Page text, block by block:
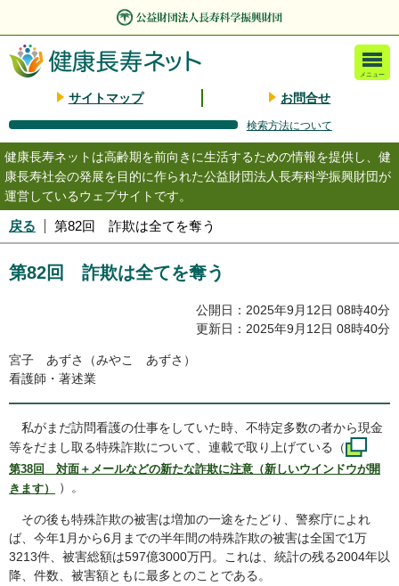
サイトマップ お問合せ
メニュー
検索方法について
健康長寿ネットは高齢期を前向きに生活するための情報を提供し、健
康長寿社会の発展を目的に作られた公益財団法人長寿科学振興財団が
運営しているウェブサイトです。
戻る 第82回 詐欺は全てを奪う
第82回 詐欺は全てを奪う
公開日：2025年9月12日 08時40分
更新日：2025年9月12日 08時40分
宮子 あずさ（みやこ あずさ）
看護師・著述業
私がまだ訪問看護の仕事をしていた時、不特定多数の者から現金
等をだまし取る特殊詐欺について、連載で取り上げている（
第38回 対面＋メールなどの新たな詐欺に注意（新しいウインドウが開
きます）
）。
その後も特殊詐欺の被害は増加の一途をたどり、警察庁によれ
ば、今年1月から6月までの半年間の特殊詐欺の被害は全国で1万
3213件、被害総額は597億3000万円。これは、統計の残る2004年以
降、件数、被害額ともに最多とのことである。